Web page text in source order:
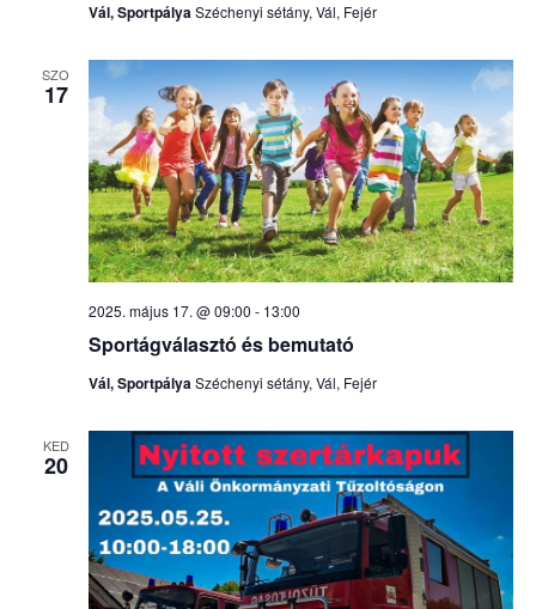
Vál, SportpályaSzéchenyi sétány, Vál, Fejér
SZO
17
Sportágválasztó és bemutató
2025. május 17. @ 09:00 - 13:00
Vál, SportpályaSzéchenyi sétány, Vál, Fejér
KED
20